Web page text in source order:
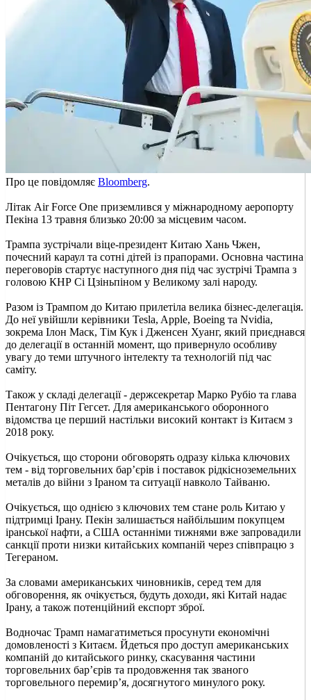
Про це повідомляє Bloomberg.
Літак Air Force One приземлився у міжнародному аеропорту
Пекіна 13 травня близько 20:00 за місцевим часом.
Трампа зустрічали віце-президент Китаю Хань Чжен,
почесний караул та сотні дітей із прапорами. Основна частина
переговорів стартує наступного дня під час зустрічі Трампа з
головою КНР Сі Цзіньпіном у Великому залі народу.
Разом із Трампом до Китаю прилетіла велика бізнес-делегація.
До неї увійшли керівники Tesla, Apple, Boeing та Nvidia,
зокрема Ілон Маск, Тім Кук і Дженсен Хуанг, який приєднався
до делегації в останній момент, що привернуло особливу
увагу до теми штучного інтелекту та технологій під час
саміту.
Також у складі делегації - держсекретар Марко Рубіо та глава
Пентагону Піт Гегсет. Для американського оборонного
відомства це перший настільки високий контакт із Китаєм з
2018 року.
Очікується, що сторони обговорять одразу кілька ключових
тем - від торговельних бар’єрів і поставок рідкісноземельних
металів до війни з Іраном та ситуації навколо Тайваню.
Очікується, що однією з ключових тем стане роль Китаю у
підтримці Ірану. Пекін залишається найбільшим покупцем
іранської нафти, а США останніми тижнями вже запровадили
санкції проти низки китайських компаній через співпрацю з
Тегераном.
За словами американських чиновників, серед тем для
обговорення, як очікується, будуть доходи, які Китай надає
Ірану, а також потенційний експорт зброї.
Водночас Трамп намагатиметься просунути економічні
домовленості з Китаєм. Йдеться про доступ американських
компаній до китайського ринку, скасування частини
торговельних бар’єрів та продовження так званого
торговельного перемир’я, досягнутого минулого року.